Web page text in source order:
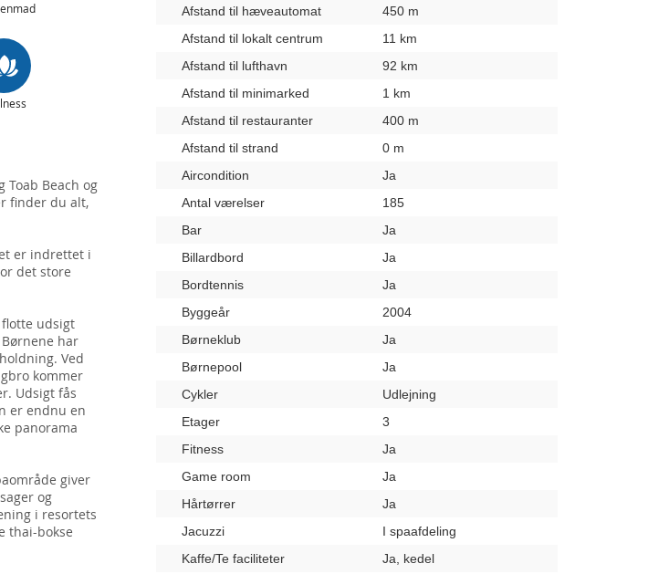
Toab Beach og
finder du alt,
er indrettet i
det store
udsigt
har
Ved
kommer
Udsigt fås
er endnu en
panorama
giver
og
i resortets
thai-bokse
Afstand til hæveautomat
450 m
Afstand til lokalt centrum
11 km
Afstand til lufthavn
92 km
Afstand til minimarked
1 km
Afstand til restauranter
400 m
Afstand til strand
0 m
Aircondition
Ja
Antal værelser
185
Bar
Ja
Billardbord
Ja
Bordtennis
Ja
Byggeår
2004
Børneklub
Ja
Børnepool
Ja
Cykler
Udlejning
Etager
3
Fitness
Ja
Game room
Ja
Hårtørrer
Ja
Jacuzzi
I spaafdeling
Kaffe/Te faciliteter
Ja, kedel